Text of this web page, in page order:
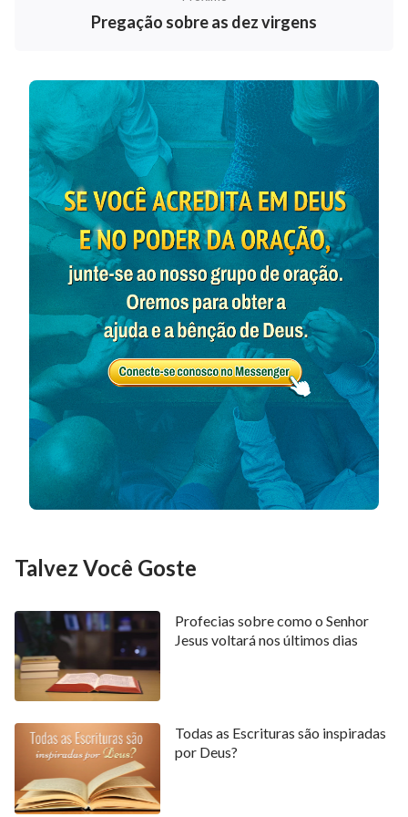
homem para fazer a obra — essas são questões que o
impossível que essas verdades sirvam de prova de
que Ele é Deus encarnado. Sendo assim, a distinção só
pode ser feita entre as palavras e a obra de Deus, que
são tangíveis ao homem. Somente isso é real. Isso é
porque as questões do Espírito não são visíveis para
você e são claramente conhecidas apenas pelo
Próprio Deus, nem mesmo a carne de Deus em
pessoa conhece tudo; você só pode verificar se Ele é
Deus pela obra que fez. A partir de Sua obra, pode-se
ver que, primeiro, Ele é capaz de inaugurar uma nova
era; segundo, Ele é capaz de suprir a vida do homem e
mostrar ao homem o caminho a seguir. Isso é
suficiente para estabelecer que Ele é o Próprio Deus.
No mínimo, a obra que Ele faz pode representar
totalmente o Espírito de Deus, e de tal obra pode-se
ver que o Espírito de Deus está dentro Dele. Como a
obra feita por Deus encarnado foi principalmente
suficientes para estabelecer que Ele é o Próprio
Deus. Isso, portanto, O diferencia de Isaías, de Daniel
e dos outros grandes profetas.
Extraído de ‘A diferença entre o ministério de Deus
encarnado e o dever do homem’ em “A Palavra manifesta em
As previsões dos profetas foram instruídas
pessoalmente por Deus: as profecias do tipo das de
Isaías, Daniel, Esdras, Jeremias e Ezequiel vieram da
Pregação sobre as dez virgens
Talvez Você Goste
Profecias sobre como o Senhor
Jesus voltará nos últimos dias
Todas as Escrituras são inspiradas
por Deus?